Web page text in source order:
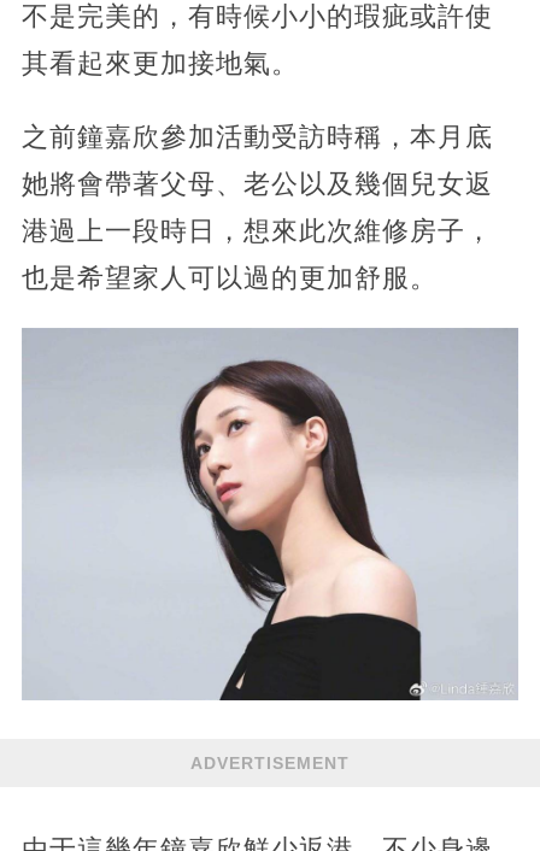
不是完美的，有時候小小的瑕疵或許使
其看起來更加接地氣。
之前鐘嘉欣參加活動受訪時稱，本月底
她將會帶著父母、老公以及幾個兒女返
港過上一段時日，想來此次維修房子，
也是希望家人可以過的更加舒服。
ADVERTISEMENT